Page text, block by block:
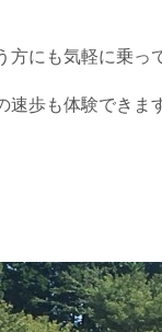
方にも気軽に乗っ
速歩も体験できま